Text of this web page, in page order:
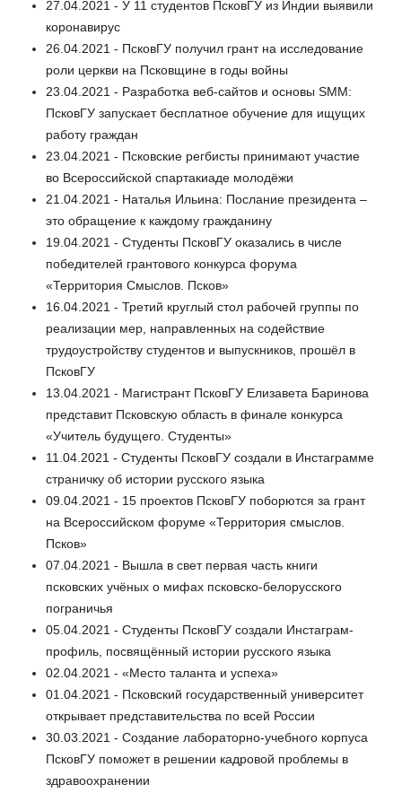
27.04.2021 - У 11 студентов ПсковГУ из Индии выявили
коронавирус
26.04.2021 - ПсковГУ получил грант на исследование
роли церкви на Псковщине в годы войны
23.04.2021 - Разработка веб-сайтов и основы SMM:
ПсковГУ запускает бесплатное обучение для ищущих
работу граждан
23.04.2021 - Псковские регбисты принимают участие
во Всероссийской спартакиаде молодёжи
21.04.2021 - Наталья Ильина: Послание президента –
это обращение к каждому гражданину
19.04.2021 - Студенты ПсковГУ оказались в числе
победителей грантового конкурса форума
«Территория Смыслов. Псков»
16.04.2021 - Третий круглый стол рабочей группы по
реализации мер, направленных на содействие
трудоустройству студентов и выпускников, прошёл в
ПсковГУ
13.04.2021 - Магистрант ПсковГУ Елизавета Баринова
представит Псковскую область в финале конкурса
«Учитель будущего. Студенты»
11.04.2021 - Студенты ПсковГУ создали в Инстаграмме
страничку об истории русского языка
09.04.2021 - 15 проектов ПсковГУ поборются за грант
на Всероссийском форуме «Территория смыслов.
Псков»
07.04.2021 - Вышла в свет первая часть книги
псковских учёных о мифах псковско-белорусского
пограничья
05.04.2021 - Студенты ПсковГУ создали Инстаграм-
профиль, посвящённый истории русского языка
02.04.2021 - «Место таланта и успеха»
01.04.2021 - Псковский государственный университет
открывает представительства по всей России
30.03.2021 - Создание лабораторно-учебного корпуса
ПсковГУ поможет в решении кадровой проблемы в
здравоохранении